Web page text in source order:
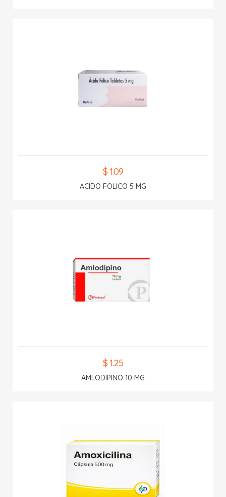
$ 1.09
ACIDO FOLICO 5 MG
$ 1.25
AMLODIPINO 10 MG